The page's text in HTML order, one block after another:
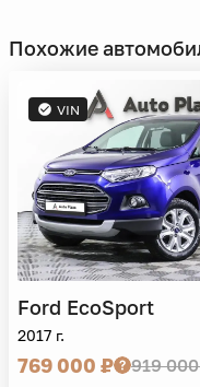
Похожие
VIN
Ford EcoSport
2017 г.
769 000 ₽ 919